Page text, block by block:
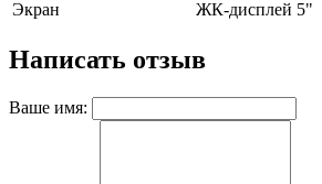
Экран
ЖК-дисплей 5"
Написать отзыв
Ваше имя: